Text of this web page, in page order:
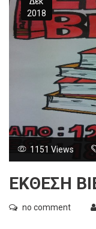
2018
1151 Views
ΕΚΘΕΣΗ
no comment